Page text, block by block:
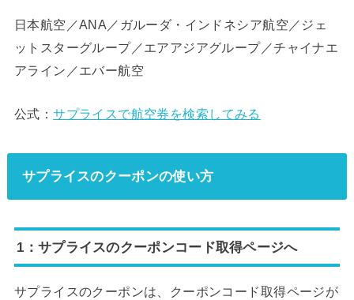
日本航空／ANA／ガルーダ・インドネシア航空／ジェ
ットスターグループ／エアアジアグループ／チャイナエ
アライン／エバー航空
公式：サプライスで航空券を検索してみる
サプライスのクーポンの使い方
1：サプライスのクーポンコード取得ページへ
サプライスのクーポンは、クーポンコード取得ページが